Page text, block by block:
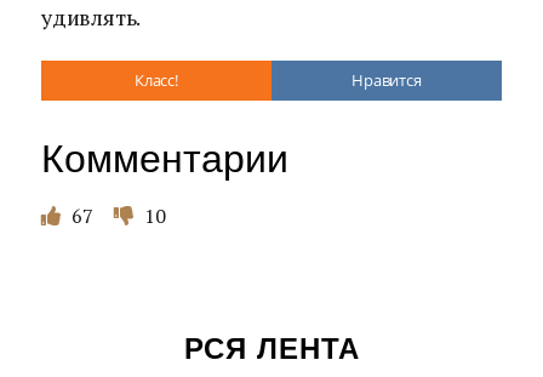
удивлять.
Класс! Нравится
Комментарии
67 10
РСЯ ЛЕНТА